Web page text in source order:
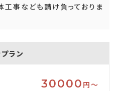
工事なども請け負っておりま
ラン
30000 円〜